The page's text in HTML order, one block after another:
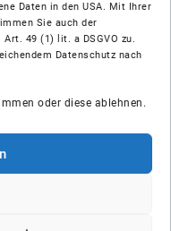
Daten in den USA. Mit Ihrer
Sie auch der
49 (1) lit. a DSGVO zu.
Datenschutz nach
oder diese ablehnen.